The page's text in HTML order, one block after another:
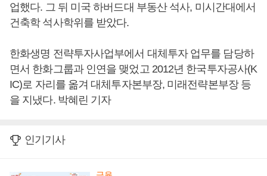
업했다. 그 뒤 미국 하버드대 부동산 석사, 미시간대에서
건축학 석사학위를 받았다.
한화생명 전략투자사업부에서 대체투자 업무를 담당하
면서 한화그룹과 인연을 맺었고 2012년 한국투자공사(K
IC)로 자리를 옮겨 대체투자본부장, 미래전략본부장 등
을 지냈다. 박혜린 기자
인기기사